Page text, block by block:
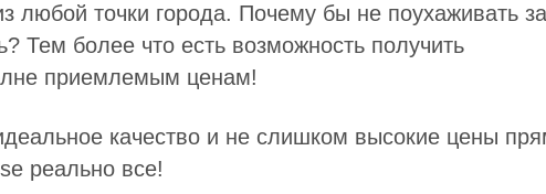
любой точки города. Почему бы не поухаживать за
Тем более что есть возможность получить
приемлемым ценам!
качество и не слишком высокие цены
реально все!